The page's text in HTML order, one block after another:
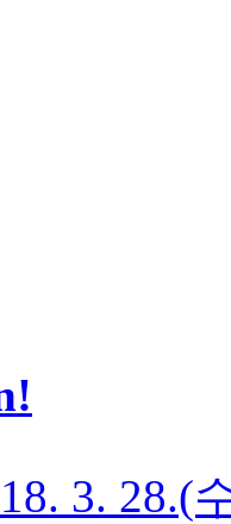
3. 28.(